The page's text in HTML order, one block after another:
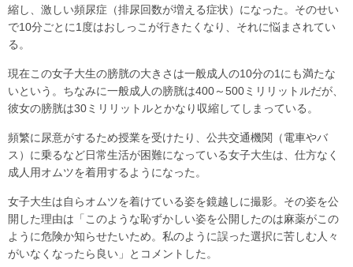
縮し、激しい頻尿症（排尿回数が増える症状）になった。そのせい
で10分ごとに1度はおしっこが行きたくなり、それに悩まされてい
る。
現在この女子大生の膀胱の大きさは一般成人の10分の1にも満たな
いという。ちなみに一般成人の膀胱は400～500ミリリットルだが、
彼女の膀胱は30ミリリットルとかなり収縮してしまっている。
頻繁に尿意がするため授業を受けたり、公共交通機関（電車やバ
ス）に乗るなど日常生活が困難になっている女子大生は、仕方なく
成人用オムツを着用するようになった。
女子大生は自らオムツを着けている姿を鏡越しに撮影。その姿を公
開した理由は「このような恥ずかしい姿を公開したのは麻薬がこの
ように危険か知らせたいため。私のように誤った選択に苦しむ人々
がいなくなったら良い」とコメントした。